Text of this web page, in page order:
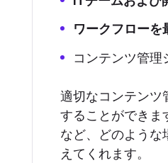
ワークフロー
コンテンツ管理
適切なコンテンツ
することができま
など、どのよう
えてくれます。